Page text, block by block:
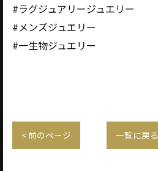
#ラグジュアリージュエリー
#メンズジュエリー
#一生物ジュエリー
< 前のページ 一覧に戻る